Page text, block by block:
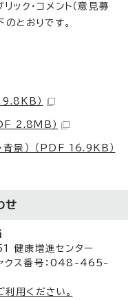
ック・コメント（意見募
のとおりです。
）
2.8MB）
背景） （PDF 16.9KB）
せ
康増進センター
ス番号：048-465-
用ください。